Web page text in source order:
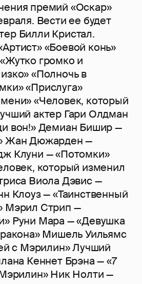
премий «Оскар»
Вести ее будет
Билли Кристал.
«Боевой конь»
громко и
«Полночь в
«Прислуга»
«Человек, который
актер Гари Олдман
вон!» Демиан Бишир —
Жан Дюжарден —
Клуни — «Потомки»
который изменил
Виола Дэвис —
Клоуз — «Таинственный
Мэрил Стрип —
Руни Мара — «Девушка
Мишель Уильямс
с Мэрилин» Лучший
Кеннет Брэна — «7
Ник Нолти —